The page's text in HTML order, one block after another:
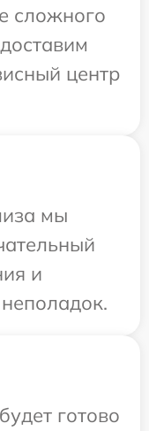
сложного
центр
мы
и
готово